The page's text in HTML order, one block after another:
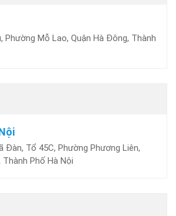
Phường Mỗ Lao, Quận Hà Đông, Thành
Đàn, Tổ 45C, Phường Phương Liên,
Phố Hà Nội